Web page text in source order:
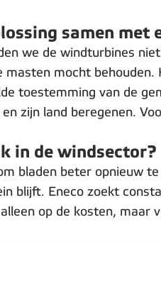
samen met
we de windturbines
mocht
toestemming van de
zijn land beregenen.
in de windsector?
bladen beter opnieuw
blijft. Eneco zoekt
op de kosten,